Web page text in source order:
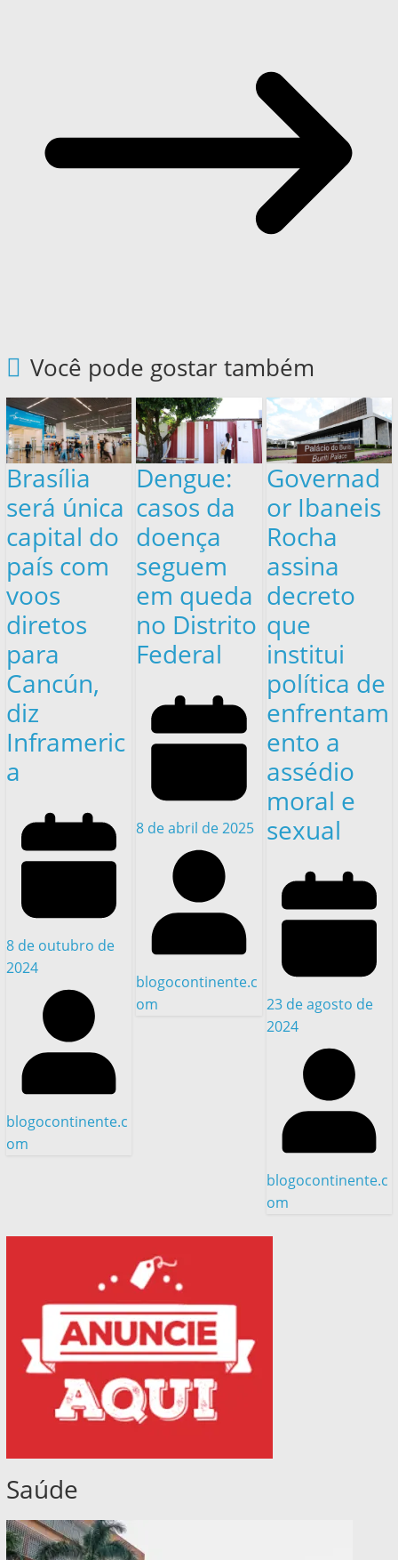
Você pode gostar também
Brasília
será única
capital do
país com
voos
diretos
para
Cancún,
diz
Inframeric
a
8 de outubro de
2024
blogocontinente.c
om
Dengue:
casos da
doença
seguem
em queda
no Distrito
Federal
8 de abril de 2025
blogocontinente.c
om
Governad
or Ibaneis
Rocha
assina
decreto
que
institui
política de
enfrentam
ento a
assédio
moral e
sexual
23 de agosto de
2024
blogocontinente.c
om
Saúde